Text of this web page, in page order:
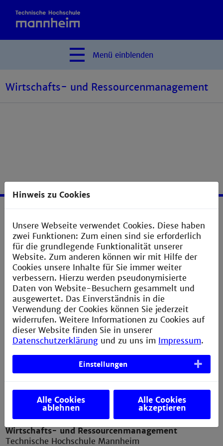
Menü einblenden
Wirtschafts- und Ressourcenmanagement
Service
Impressum
Erklärung zur Barrierefreiheit
Datenschutzerklärung
Bildnachweis
Auftragsbedingungen
Sitemap
Anfahrt
Verbesserungsvorschlag melden
Kontakt
Wirtschafts- und Ressourcenmanagement
Technische Hochschule Mannheim
Hinweis zu Cookies
Unsere Webseite verwendet Cookies. Diese haben
zwei Funktionen: Zum einen sind sie erforderlich
für die grundlegende Funktionalität unserer
Website. Zum anderen können wir mit Hilfe der
Cookies unsere Inhalte für Sie immer weiter
verbessern. Hierzu werden pseudonymisierte
Daten von Website-Besuchern gesammelt und
ausgewertet. Das Einverständnis in die
Verwendung der Cookies können Sie jederzeit
widerrufen. Weitere Informationen zu Cookies auf
dieser Website finden Sie in unserer
Datenschutzerklärung und zu uns im Impressum.
Einstellungen
Alle Cookies
ablehnen
Alle Cookies
akzeptieren